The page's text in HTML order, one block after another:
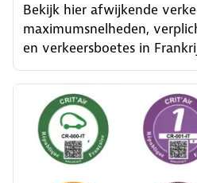
Bekijk hier afwijkende
maximumsnelheden,
en verkeersboetes in